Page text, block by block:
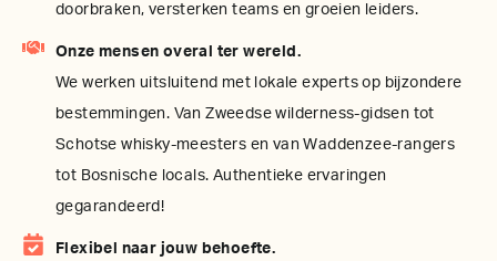
doorbraken, versterken teams en groeien leiders.
Onze mensen overal ter wereld.
We werken uitsluitend met lokale experts op bijzondere
bestemmingen. Van Zweedse wilderness-gidsen tot
Schotse whisky-meesters en van Waddenzee-rangers
tot Bosnische locals. Authentieke ervaringen
gegarandeerd!
Flexibel naar jouw behoefte.